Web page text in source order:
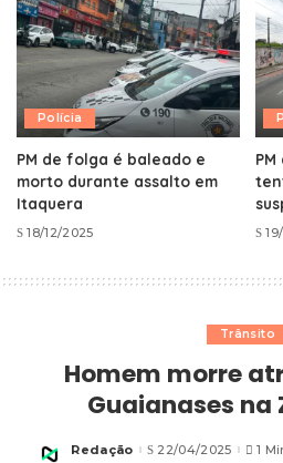
Polícia
PM de folga é baleado e
morto durante assalto em
Itaquera
18/12/2025
Trânsito
Homem morre
Guaianases na
Posted
Redação 22/04/2025 1